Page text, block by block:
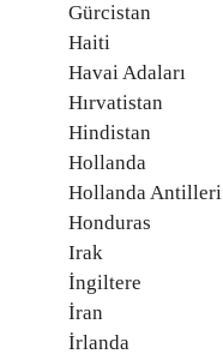
Gürcistan
Haiti
Havai Adaları
Hırvatistan
Hindistan
Hollanda
Hollanda Antilleri
Honduras
Irak
İngiltere
İran
İrlanda